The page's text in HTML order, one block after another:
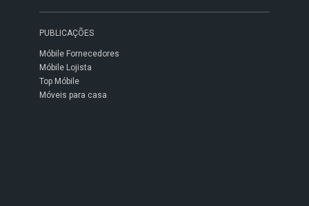
PUBLICAÇÕES
Móbile Fornecedores
Móbile Lojista
Top Móbile
Móveis para casa